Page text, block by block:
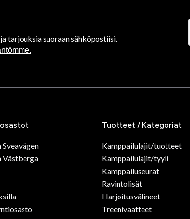
tarjouksia suoraan sähköpostiisi.
Västberga
Tuotteet / Kategoriat
Kamppailulajit/tuotteet
Kamppailulajit/tyyli
Kamppailuseurat
Ravintolisät
Harjoitusvälineet
Treenivaatteet